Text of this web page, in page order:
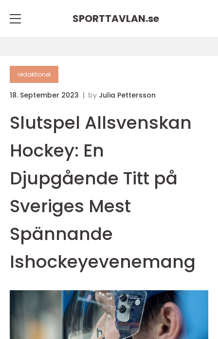
SPORTTAVLAN.se
redaktionel
18. September 2023 by Julia Pettersson
Slutspel Allsvenskan
Hockey: En
Djupgående Titt på
Sveriges Mest
Spännande
Ishockeyevenemang